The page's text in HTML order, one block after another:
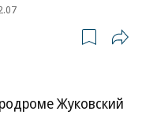
Жуковский